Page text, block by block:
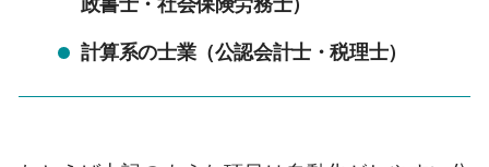
計算系の士業（公認会計士・税理士）